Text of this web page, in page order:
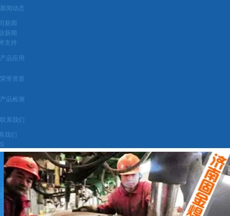
新闻动态
新闻
新闻
支持
产品应用
荣誉资质
产品检测
联系我们
我们